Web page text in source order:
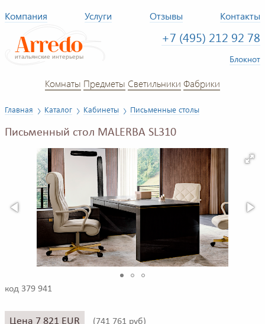
Компания Услуги Отзывы Контакты
+7 (495) 212 92 78
Блокнот
Комнаты Предметы Светильники Фабрики
Главная Каталог Кабинеты Письменные столы
Письменный стол MALERBA SL310
код 379 941
Цена 7 821 EUR (741 761 руб)